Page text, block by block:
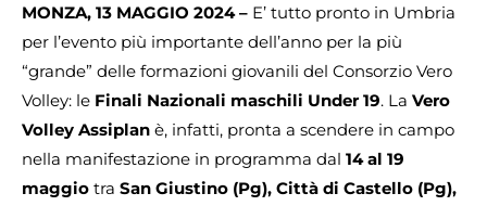
MONZA, 13 MAGGIO 2024 – E’ tutto pronto in Umbria
per l’evento più importante dell’anno per la più
“grande” delle formazioni giovanili del Consorzio Vero
Volley: le Finali Nazionali maschili Under 19. La Vero
Volley Assiplan è, infatti, pronta a scendere in campo
nella manifestazione in programma dal 14 al 19
maggio tra San Giustino (Pg), Città di Castello (Pg),